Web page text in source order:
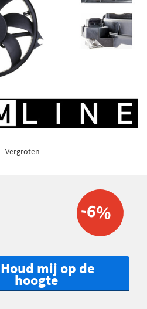
Vergroten
-6%
Houd mij op de
hoogte